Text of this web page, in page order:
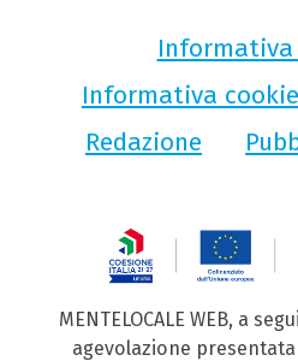
Informativa
Informativa cookie
Redazione
MENTELOCALE WEB, a
agevolazione